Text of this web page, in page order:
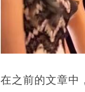
在之前的文章中